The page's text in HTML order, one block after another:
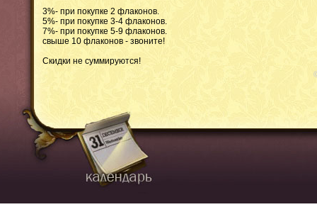
3%- при покупке 2 флаконов.
5%- при покупке 3-4 флаконов.
7%- при покупке 5-9 флаконов.
свыше 10 флаконов - звоните!
Скидки не суммируются!